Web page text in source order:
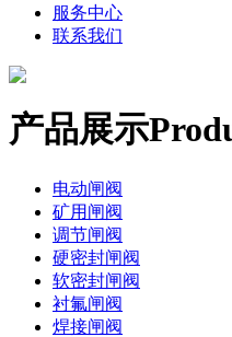
服务中心
联系我们
产品展示
电动闸阀
矿用闸阀
调节闸阀
硬密封闸阀
软密封闸阀
衬氟闸阀
焊接闸阀